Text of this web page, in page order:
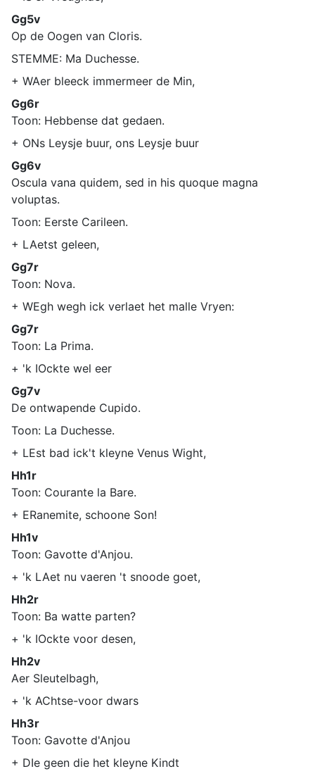
Gg5v
Op de Oogen van Cloris.
STEMME: Ma Duchesse.
+ WAer bleeck immermeer de Min,
Gg6r
Toon: Hebbense dat gedaen.
+ ONs Leysje buur, ons Leysje buur
Gg6v
Oscula vana quidem, sed in his quoque magna
voluptas.
Toon: Eerste Carileen.
+ LAetst geleen,
Gg7r
Toon: Nova.
+ WEgh wegh ick verlaet het malle Vryen:
Gg7r
Toon: La Prima.
+ 'k IOckte wel eer
Gg7v
De ontwapende Cupido.
Toon: La Duchesse.
+ LEst bad ick't kleyne Venus Wight,
Hh1r
Toon: Courante la Bare.
+ ERanemite, schoone Son!
Hh1v
Toon: Gavotte d'Anjou.
+ 'k LAet nu vaeren 't snoode goet,
Hh2r
Toon: Ba watte parten?
+ 'k IOckte voor desen,
Hh2v
Aer Sleutelbagh,
+ 'k AChtse-voor dwars
Hh3r
Toon: Gavotte d'Anjou
+ DIe geen die het kleyne Kindt